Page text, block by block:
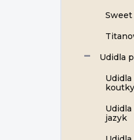
Sweet
Udidla
koutky
jazyk